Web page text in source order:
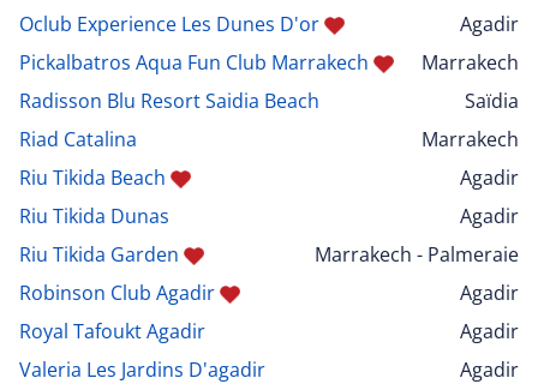
Oclub Experience Les Dunes D'or
Agadir
Pickalbatros Aqua Fun Club Marrakech
Marrakech
Radisson Blu Resort Saidia Beach
Saïdia
Riad Catalina
Marrakech
Riu Tikida Beach
Agadir
Riu Tikida Dunas
Agadir
Riu Tikida Garden
Marrakech - Palmeraie
Robinson Club Agadir
Agadir
Royal Tafoukt Agadir
Agadir
Valeria Les Jardins D'agadir
Agadir